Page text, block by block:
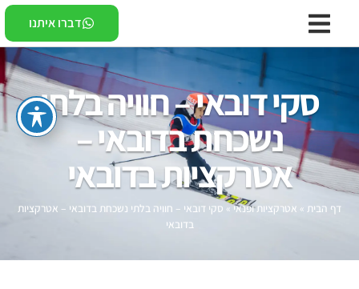
דברו איתנו
סקי דובאי – חוויה בלתי
נשכחת בדובאי –
אטרקציות בדובאי
דף הבית » אטרקציות ופנאי» סקי דובאי – חוויה בלתי נשכחת בדובאי – אטרקציות
בדובאי